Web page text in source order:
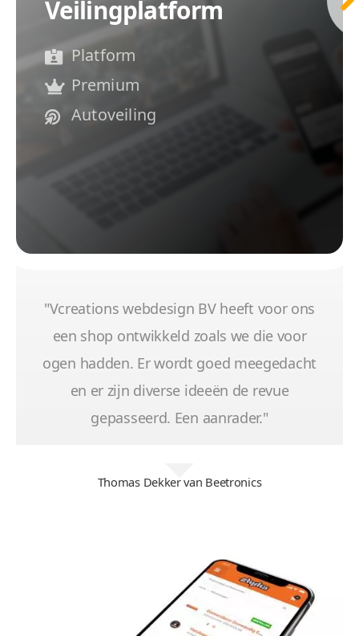
Veilingplatform
Platform
Premium
Autoveiling
"Vcreations webdesign BV heeft voor ons
een shop ontwikkeld zoals we die voor
ogen hadden. Er wordt goed meegedacht
en er zijn diverse ideeën de revue
gepasseerd. Een aanrader."
Thomas Dekker van Beetronics